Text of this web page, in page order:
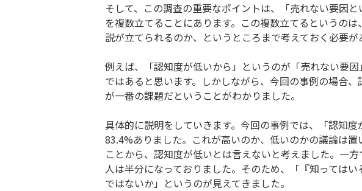
そして、この調査の重要なポイントは、「売れない要因
を複数立てることにあります。この複数立てるというの
説が立てられるのか、というところまで考えておく必要が
例えば、「認知度が低いから」というのが「売れない要
ではあると思います。しかしながら、今回の事例の場合
が一番の課題だということがわかりました。
具体的に説明をしていきます。今回の事例では、「認知
83.4%ありました。これが高いのか、低いのかの議論は
ことから、認知度が低いとは言えないと考えました。一
人は半分になっておりました。そのため、「『知っては
ではないか」というのが見えてきました。